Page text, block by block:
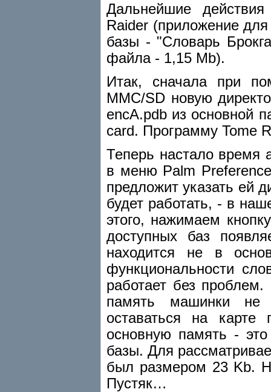
Дальнейшие
Raider (приложение
базы - "Словарь
файла - 1,15 Mb).
Итак, сначала при
MMC/SD новую
encA.pdb из основной
card. Программу Tome
Теперь настало время
в меню Palm
предложит указать ей
будет работать, - в
этого, нажимаем
доступных баз
находится не в
функциональности
работает без
память машинки не
оставаться на карте
основную память -
базы. Для
был размером 23 Kb.
Пустяк…